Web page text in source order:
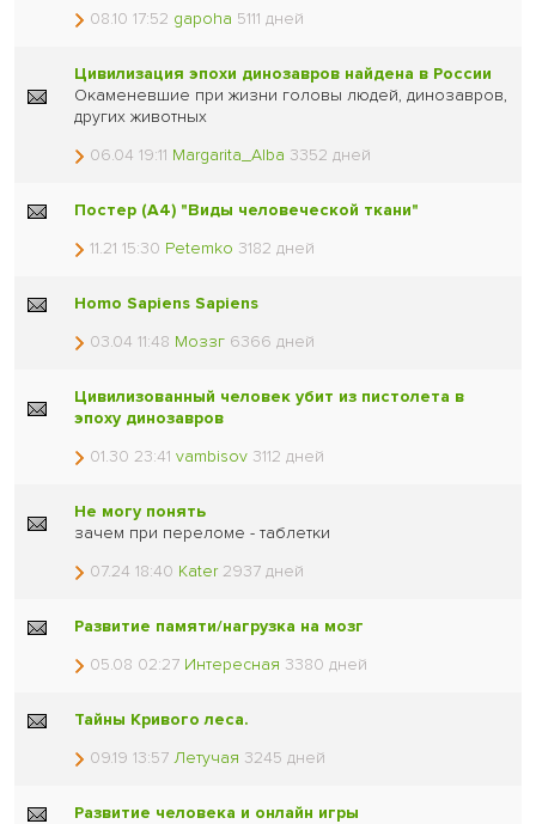
08.10 17:52 gapoha 5111 дней
Цивилизация эпохи динозавров найдена в России
Окаменевшие при жизни головы людей, динозавров,
других животных
06.04 19:11 Margarita_Alba 3352 дней
Постер (A4) "Виды человеческой ткани"
11.21 15:30 Petemko 3182 дней
Homo Sapiens Sapiens
03.04 11:48 Моззг 6366 дней
Цивилизованный человек убит из пистолета в
эпоху динозавров
01.30 23:41 vambisov 3112 дней
Не могу понять
зачем при переломе - таблетки
07.24 18:40 Kater2937 дней
Развитие памяти/нагрузка на мозг
05.08 02:27 Интересная 3380 дней
Тайны Кривого леса.
09.19 13:57 Летучая 3245 дней
Развитие человека и онлайн игры